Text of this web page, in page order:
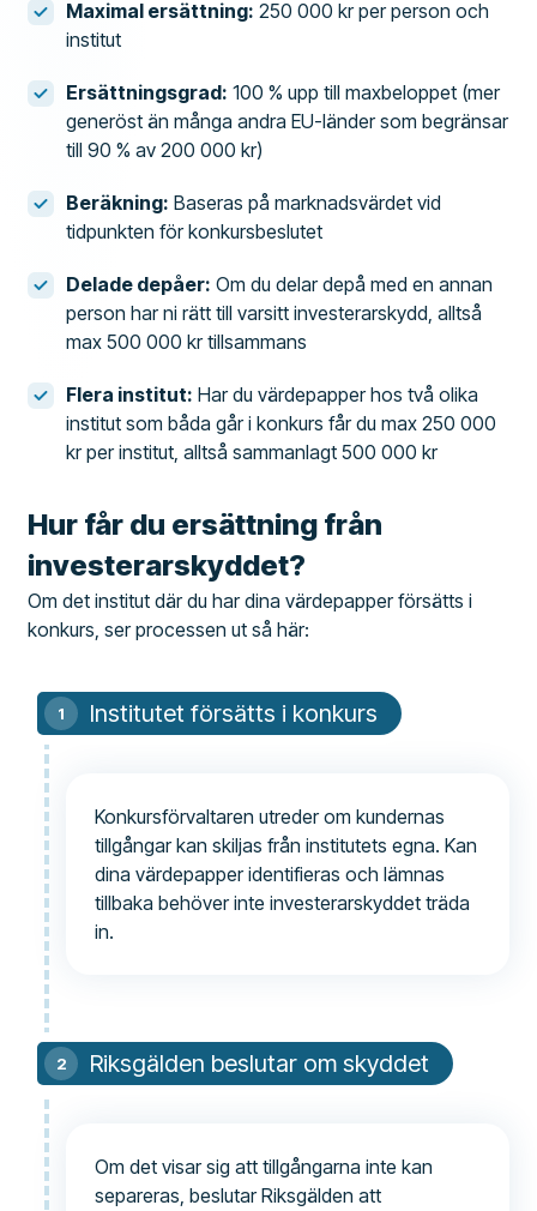
Maximal ersättning: 250 000 kr per person och
institut
Ersättningsgrad: 100 % upp till maxbeloppet (mer
generöst än många andra EU-länder som begränsar
till 90 % av 200 000 kr)
Beräkning: Baseras på marknadsvärdet vid
tidpunkten för konkursbeslutet
Delade depåer: Om du delar depå med en annan
person har ni rätt till varsitt investerarskydd, alltså
max 500 000 kr tillsammans
Flera institut: Har du värdepapper hos två olika
institut som båda går i konkurs får du max 250 000
kr per institut, alltså sammanlagt 500 000 kr
Hur får du ersättning från
investerarskyddet?
Om det institut där du har dina värdepapper försätts i
konkurs, ser processen ut så här:
Institutet försätts i konkurs
Konkursförvaltaren utreder om kundernas
tillgångar kan skiljas från institutets egna. Kan
dina värdepapper identifieras och lämnas
tillbaka behöver inte investerarskyddet träda
in.
Riksgälden beslutar om skyddet
Om det visar sig att tillgångarna inte kan
separeras, beslutar Riksgälden att